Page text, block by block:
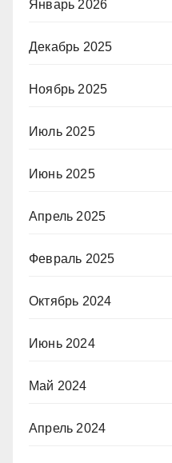
Январь 2026
Декабрь 2025
Ноябрь 2025
Июль 2025
Июнь 2025
Апрель 2025
Февраль 2025
Октябрь 2024
Июнь 2024
Май 2024
Апрель 2024